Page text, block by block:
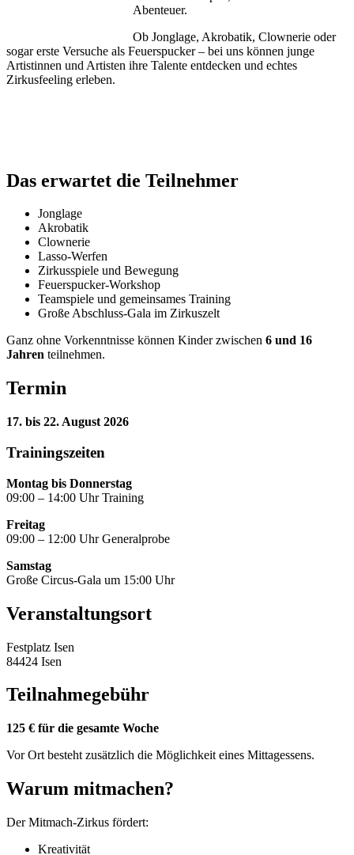
Abenteuer.
Ob Jonglage, Akrobatik, Clownerie oder
sogar erste Versuche als Feuerspucker – bei uns können junge
Artistinnen und Artisten ihre Talente entdecken und echtes
Zirkusfeeling erleben.
Das erwartet die Teilnehmer
Jonglage
Akrobatik
Clownerie
Lasso-Werfen
Zirkusspiele und Bewegung
Feuerspucker-Workshop
Teamspiele und gemeinsames Training
Große Abschluss-Gala im Zirkuszelt
Ganz ohne Vorkenntnisse können Kinder zwischen 6 und 16
Jahren teilnehmen.
Termin
17. bis 22. August 2026
Trainingszeiten
Montag bis Donnerstag
09:00 – 14:00 Uhr Training
Freitag
09:00 – 12:00 Uhr Generalprobe
Samstag
Große Circus-Gala um 15:00 Uhr
Veranstaltungsort
Festplatz Isen
84424 Isen
Teilnahmegebühr
125 € für die gesamte Woche
Vor Ort besteht zusätzlich die Möglichkeit eines Mittagessens.
Warum mitmachen?
Der Mitmach-Zirkus fördert:
Kreativität